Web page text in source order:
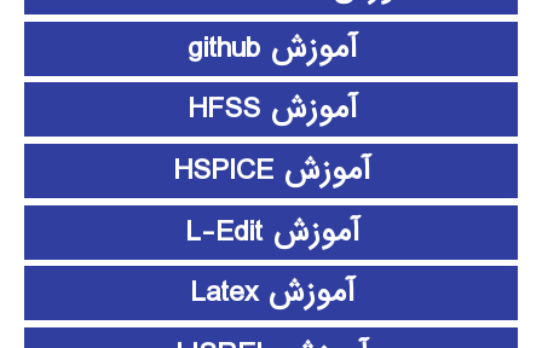
آموزش github
آموزش HFSS
آموزش HSPICE
آموزش L-Edit
آموزش Latex